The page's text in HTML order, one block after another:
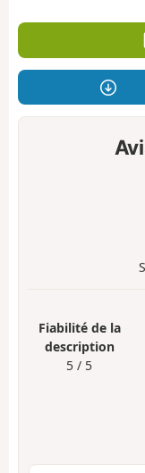
Fiabilité de la
description
5 / 5